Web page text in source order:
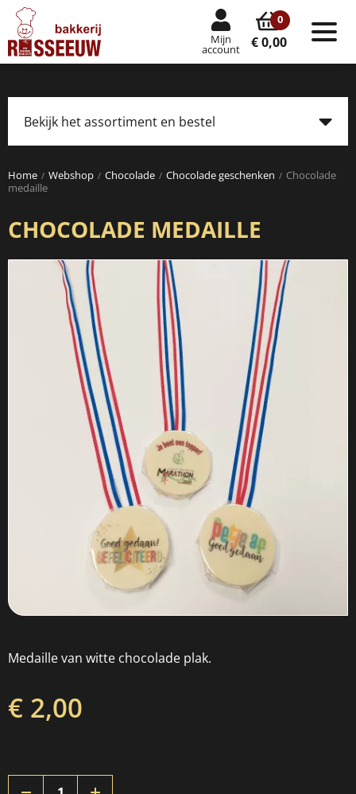
Mijn
account
0
€ 0,00
Bekijk het assortiment en bestel
Home Webshop Chocolade Chocolade geschenken
Chocolade
medaille
CHOCOLADE MEDAILLE
Medaille van witte chocolade plak.
€ 2,00